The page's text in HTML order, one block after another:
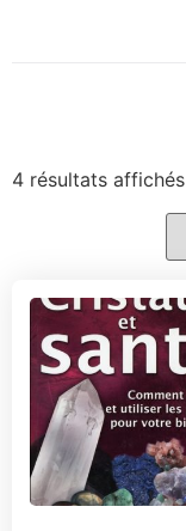
4 résultats affichés